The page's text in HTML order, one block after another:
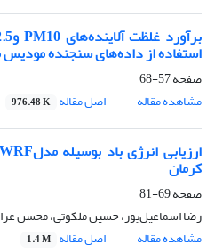
استفاده از داده‌های سنجنده مودیس
صفحه57-68
مشاهده مقاله
اصل مقاله 976.48 K
کرمان
صفحه69-81
رضا اسماعیل‌پور، حسین ملکوتی، محسن
مشاهده مقاله
اصل مقاله 1.4 M